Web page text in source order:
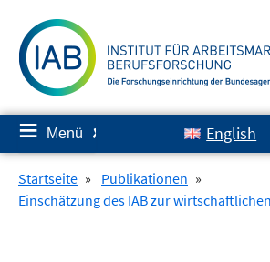
zum
Inhalt
≡ Menü ✘ English
Startseite » Publikationen »
Einschätzung des IAB zur